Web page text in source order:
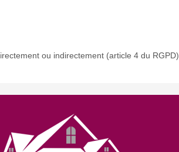
ou indirectement (article 4 du RGPD).